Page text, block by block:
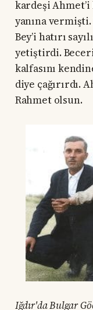
kardeşi
yanına
Bey’i hatırı
yetiştirdi.
kalfasını
diye çağırırdı.
Rahmet olsun.
Iğdır'da Bulgar